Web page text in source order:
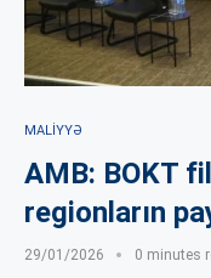
MALIYYƏ
AMB: BOKT
regionların
29/01/2026 0 minutes